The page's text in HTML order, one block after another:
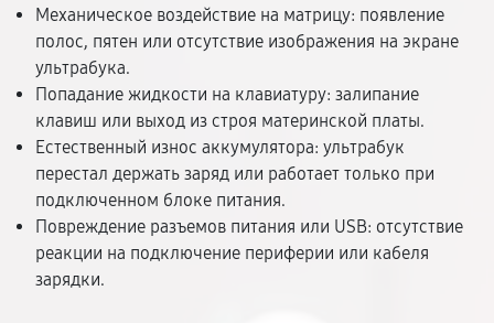
Механическое воздействие на матрицу: появление
полос, пятен или отсутствие изображения на экране
ультрабука.
Попадание жидкости на клавиатуру: залипание
клавиш или выход из строя материнской платы.
Естественный износ аккумулятора: ультрабук
перестал держать заряд или работает только при
подключенном блоке питания.
Повреждение разъемов питания или USB: отсутствие
реакции на подключение периферии или кабеля
зарядки.